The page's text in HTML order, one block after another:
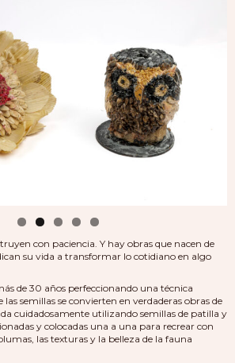
con paciencia. Y hay obras que nacen de
su vida a transformar lo cotidiano en algo
de 30 años perfeccionando una técnica
semillas se convierten en verdaderas obras de
cuidadosamente utilizando semillas de patilla y
y colocadas una a una para recrear con
las texturas y la belleza de la fauna